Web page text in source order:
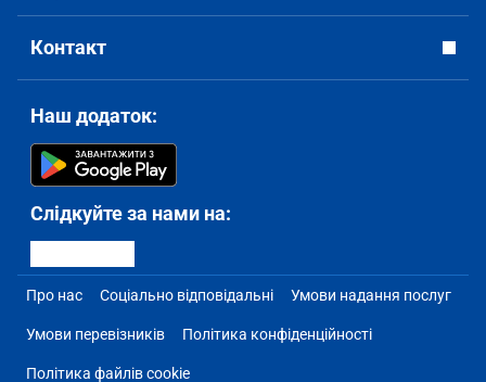
Контакт
Наш додаток:
Слідкуйте за нами на:
Про нас Соціально відповідальні Умови надання послуг
Умови перевізників Політика конфіденційності
Політика файлів cookie